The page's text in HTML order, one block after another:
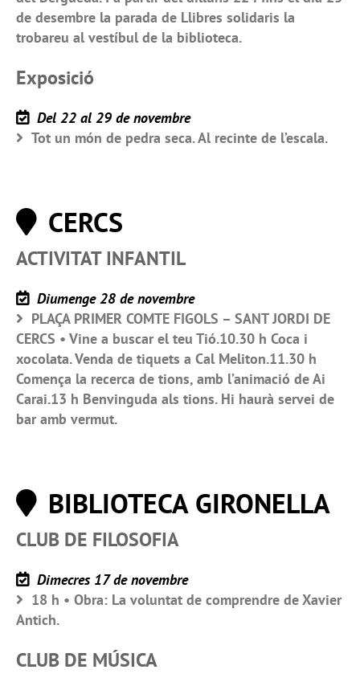
de desembre la parada de Llibres solidaris la
trobareu al vestíbul de la biblioteca.
Exposició
Del 22 al 29 de novembre
Tot un món de pedra seca. Al recinte de l’escala.
CERCS
ACTIVITAT INFANTIL
Diumenge 28 de novembre
PLAÇA PRIMER COMTE FIGOLS – SANT JORDI DE
CERCS • Vine a buscar el teu Tió.10.30 h Coca i
xocolata. Venda de tiquets a Cal Meliton.11.30 h
Comença la recerca de tions, amb l’animació de Ai
Carai.13 h Benvinguda als tions. Hi haurà servei de
bar amb vermut.
BIBLIOTECA GIRONELLA
CLUB DE FILOSOFIA
Dimecres 17 de novembre
18 h • Obra: La voluntat de comprendre de Xavier
Antich.
CLUB DE MÚSICA